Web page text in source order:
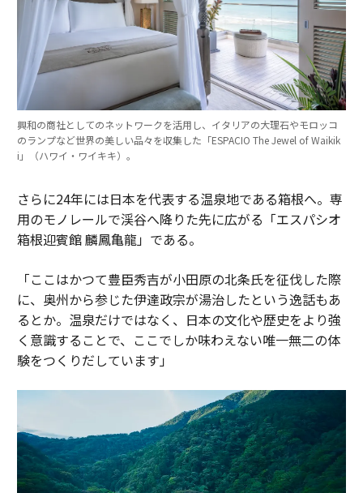
興和の商社としてのネットワークを活用し、イタリアの大理石やモロッコ
のランプなど世界の美しい品々を収集した「ESPACIO The Jewel of Waikik
i」（ハワイ・ワイキキ）。
さらに24年には日本を代表する温泉地である箱根へ。専
用のモノレールで渓谷へ降りた先に広がる「エスパシオ
箱根迎賓館 麟鳳亀龍」である。
「ここはかつて豊臣秀吉が小田原の北条氏を征伐した際
に、奥州から参じた伊達政宗が湯治したという逸話もあ
るとか。温泉だけではなく、日本の文化や歴史をより強
く意識することで、ここでしか味わえない唯一無二の体
験をつくりだしています」